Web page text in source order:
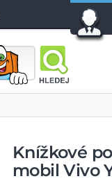
Knížkové
mobil Vivo